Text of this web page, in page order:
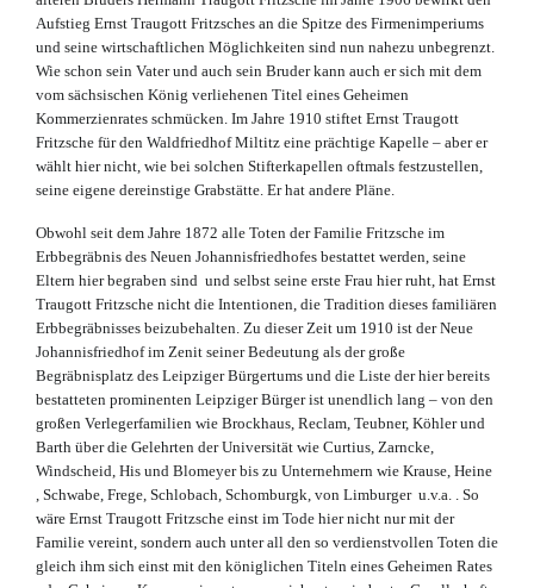
Aufstieg Ernst Traugott Fritzsches an die Spitze des Firmenimperiums
und seine wirtschaftlichen Möglichkeiten sind nun nahezu unbegrenzt.
Wie schon sein Vater und auch sein Bruder kann auch er sich mit dem
vom sächsischen König verliehenen Titel eines Geheimen
Kommerzienrates schmücken. Im Jahre 1910 stiftet Ernst Traugott
Fritzsche für den Waldfriedhof Miltitz eine prächtige Kapelle – aber er
wählt hier nicht, wie bei solchen Stifterkapellen oftmals festzustellen,
seine eigene dereinstige Grabstätte. Er hat andere Pläne.
Obwohl seit dem Jahre 1872 alle Toten der Familie Fritzsche im
Erbbegräbnis des Neuen Johannisfriedhofes bestattet werden, seine
Eltern hier begraben sind und selbst seine erste Frau hier ruht, hat Ernst
Traugott Fritzsche nicht die Intentionen, die Tradition dieses familiären
Erbbegräbnisses beizubehalten. Zu dieser Zeit um 1910 ist der Neue
Johannisfriedhof im Zenit seiner Bedeutung als der große
Begräbnisplatz des Leipziger Bürgertums und die Liste der hier bereits
bestatteten prominenten Leipziger Bürger ist unendlich lang – von den
großen Verlegerfamilien wie Brockhaus, Reclam, Teubner, Köhler und
Barth über die Gelehrten der Universität wie Curtius, Zarncke,
Windscheid, His und Blomeyer bis zu Unternehmern wie Krause, Heine
, Schwabe, Frege, Schlobach, Schomburgk, von Limburger u.v.a. . So
wäre Ernst Traugott Fritzsche einst im Tode hier nicht nur mit der
Familie vereint, sondern auch unter all den so verdienstvollen Toten die
gleich ihm sich einst mit den königlichen Titeln eines Geheimen Rates